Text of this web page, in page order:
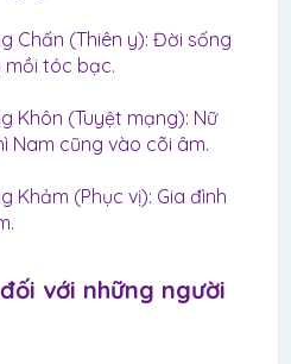
Chấn (Thiên y): Đời sống
mồi tóc bạc.
Khôn (Tuyệt mạng): Nữ
Nam cũng vào cõi âm.
Khảm (Phục vị): Gia đình
với những người